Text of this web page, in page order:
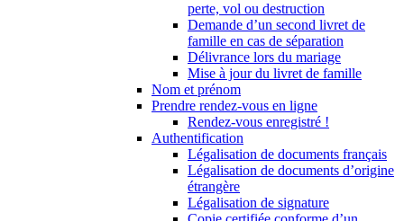
perte, vol ou destruction
Demande d’un second livret de
famille en cas de séparation
Délivrance lors du mariage
Mise à jour du livret de famille
Nom et prénom
Prendre rendez-vous en ligne
Rendez-vous enregistré !
Authentification
Légalisation de documents français
Légalisation de documents d’origine
étrangère
Légalisation de signature